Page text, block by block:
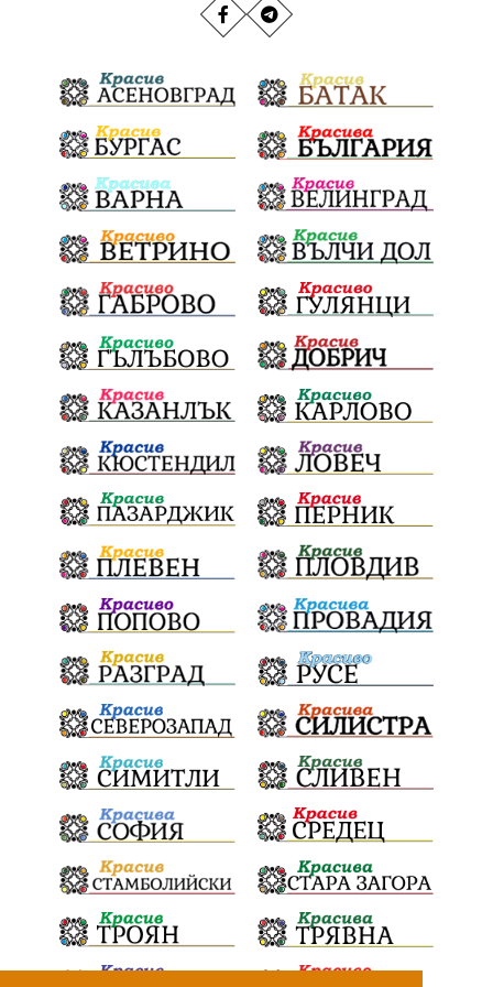
Политическа криза Струмяни Гордост
трафик НАП Сияна Акция Пешеходец
убийство археология замърсяване
Издирване заплахи Хераклея Синтика
обществена поръчка Украйна Измама
Георги Динев престъпление Великден 2025
почит Актуално История
Конституционен съд ВиК Стефан Апостолов
Радослав Ревански пострадали МРРБ
ИвелинМихайлов АнгелинаПопова
Социална политика партия "Мафия"
Сигурност Доброволци
Росен Желязков грабеж справедливост
#Земеделие социални услуги
животновъдство палеж ЮЗУ празници
Дете Безплатни прегледи Вот на недоверие